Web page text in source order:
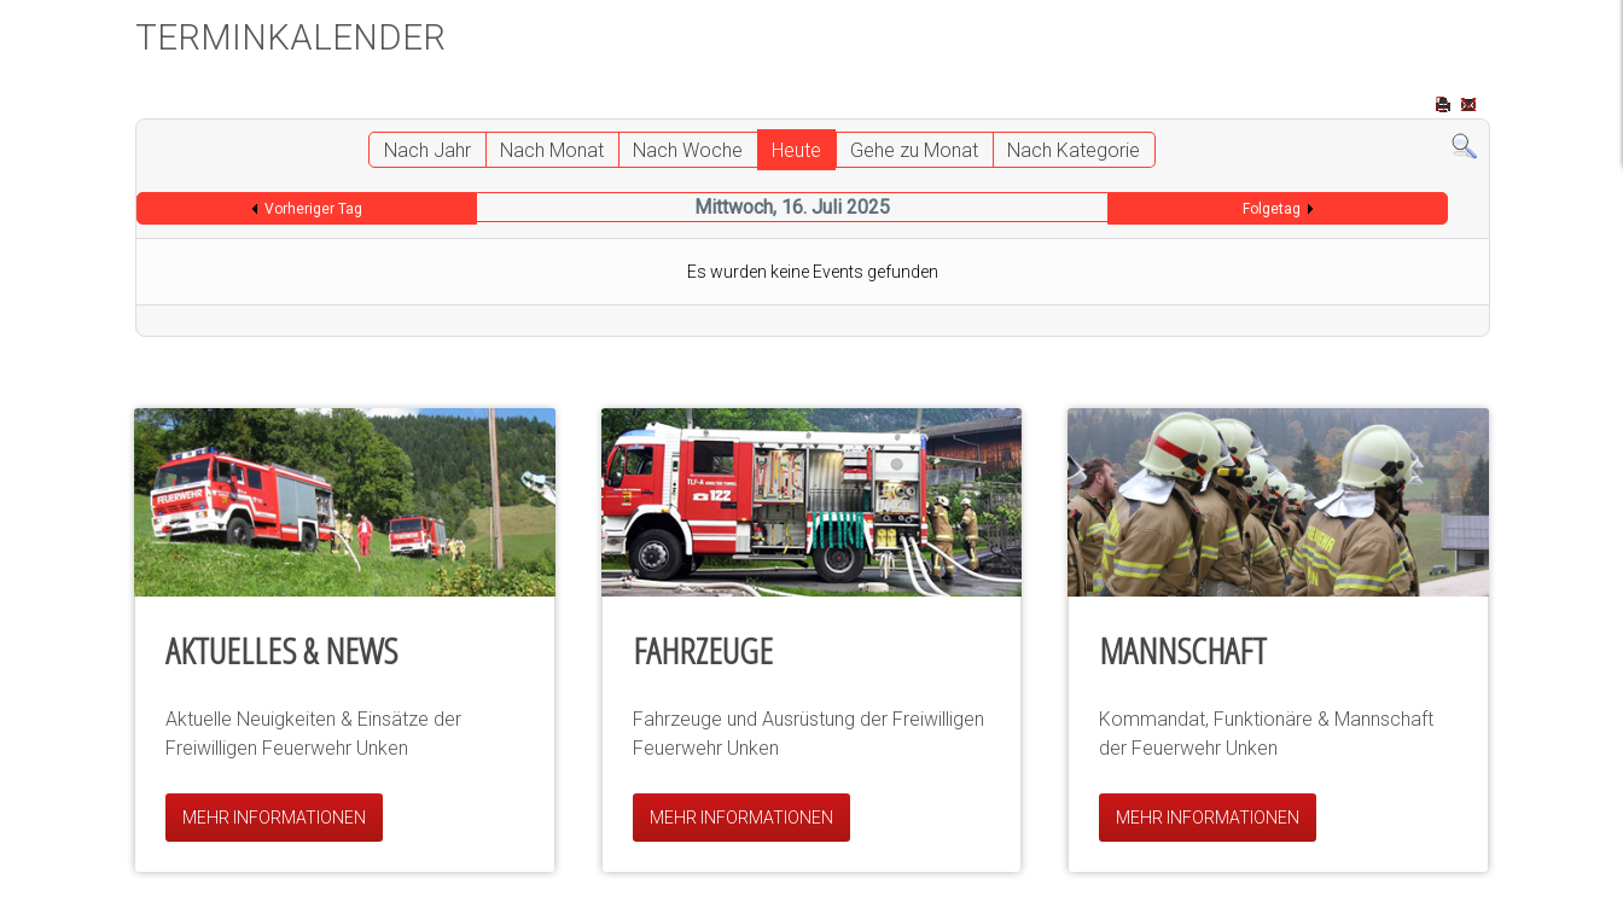
TERMINKALENDER
Nach Jahr Nach Monat Nach Woche Heute Gehe zu Monat Nach Kategorie
Vorheriger Tag Mittwoch, 16. Juli 2025 Folgetag
Es wurden keine Events gefunden
AKTUELLES & NEWS
Aktuelle Neuigkeiten & Einsätze der
Freiwilligen Feuerwehr Unken
MEHR INFORMATIONEN
FAHRZEUGE
Fahrzeuge und Ausrüstung der Freiwilligen
Feuerwehr Unken
MEHR INFORMATIONEN
MANNSCHAFT
Kommandat, Funktionäre & Mannschaft
der Feuerwehr Unken
MEHR INFORMATIONEN